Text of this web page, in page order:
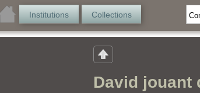
Institutions Collections
David jouant